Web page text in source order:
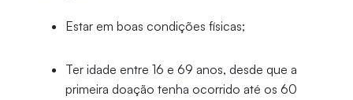
Estar em boas condições físicas;
Ter idade entre 16 e 69 anos, desde que a
primeira doação tenha ocorrido até os 60